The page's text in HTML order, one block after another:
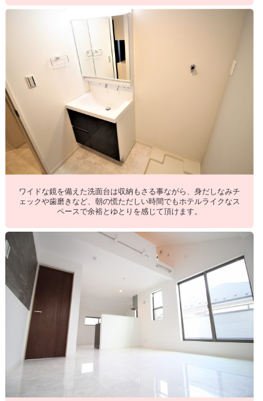
ワイドな鏡を備えた洗面台は収納もさる事ながら、身だしなみチ
ェックや歯磨きなど、朝の慌ただしい時間でもホテルライクなス
ペースで余裕とゆとりを感じて頂けます。